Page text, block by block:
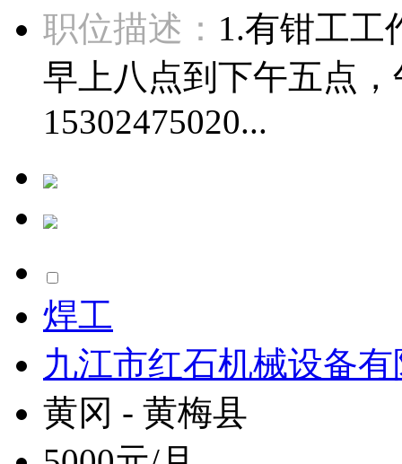
职位描述： 1.有钳工工
早上八点到下午五点
15302475020...
焊工
九江市红石机械设备
黄冈 - 黄梅县